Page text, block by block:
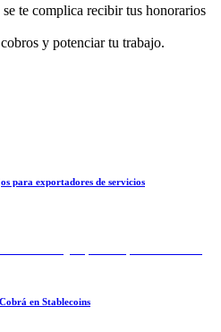
te complica recibir tus honorarios
y potenciar tu trabajo.
para exportadores de servicios
en Stablecoins